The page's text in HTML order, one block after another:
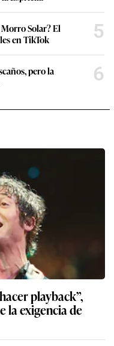
Solar? El
en TikTok
5
pero la
6
playback”,
la exigencia de